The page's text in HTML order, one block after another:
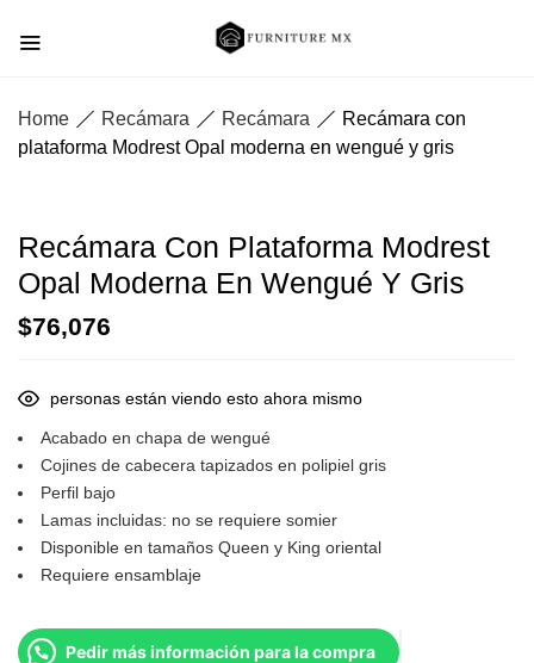
Home Recámara Recámara
Recámara con
plataforma Modrest Opal moderna en wengué y gris
Recámara Con Plataforma Modrest
Opal Moderna En Wengué Y Gris
$76,076
personas están viendo esto ahora mismo
Acabado en chapa de wengué
Cojines de cabecera tapizados en polipiel gris
Perfil bajo
Lamas incluidas: no se requiere somier
Disponible en tamaños Queen y King oriental
Requiere ensamblaje
Pedir más información para la compra